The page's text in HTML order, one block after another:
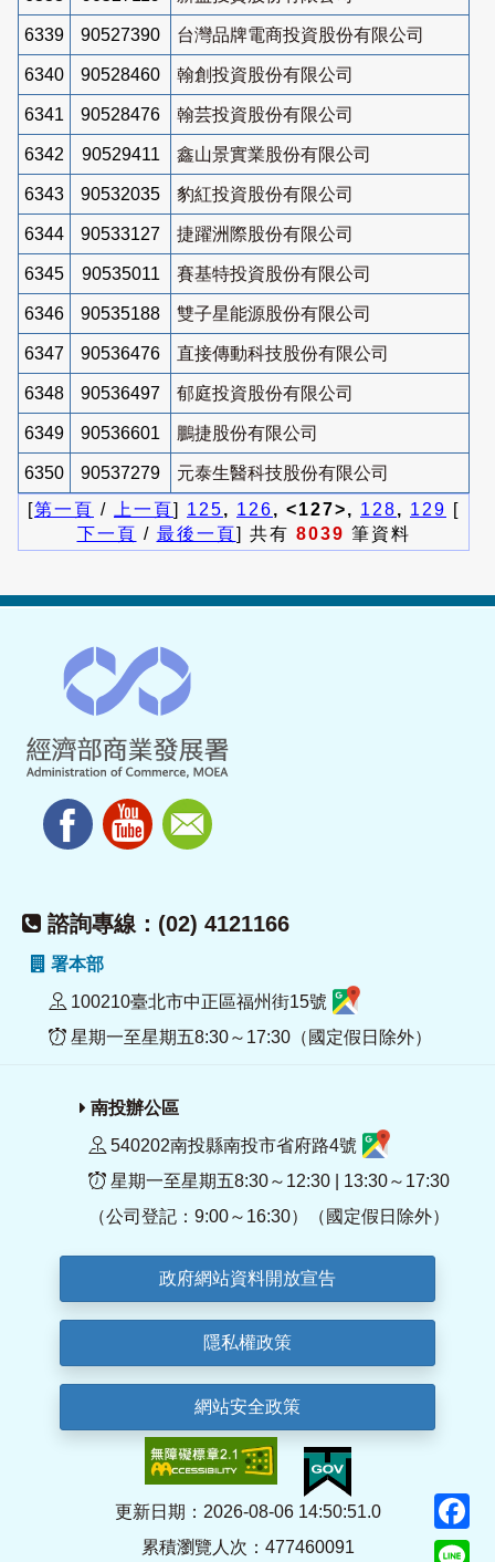
6339 90527390 台灣品牌電商投資股份有限公司
6340 90528460 翰創投資股份有限公司
6341 90528476 翰芸投資股份有限公司
6342 90529411 鑫山景實業股份有限公司
6343 90532035 豹紅投資股份有限公司
6344 90533127 捷躍洲際股份有限公司
6345 90535011 賽基特投資股份有限公司
6346 90535188 雙子星能源股份有限公司
6347 90536476 直接傳動科技股份有限公司
6348 90536497 郁庭投資股份有限公司
6349 90536601 鵬捷股份有限公司
6350 90537279
元泰生醫科技股份有限公司
[第一頁 / 上一頁] 125, 126, <127>, 128, 129 [
下一頁 / 最後一頁] 共有 8039 筆資料
諮詢專線：(02) 4121166
署本部
100210臺北市中正區福州街15號
星期一至星期五8:30～17:30（國定假日除外）
南投辦公區
540202南投縣南投市省府路4號
星期一至星期五8:30～12:30 | 13:30～17:30
（公司登記：9:00～16:30）（國定假日除外）
政府網站資料開放宣告
隱私權政策
網站安全政策
更新日期：2026-08-06 14:50:51.0
累積瀏覽人次：477460091